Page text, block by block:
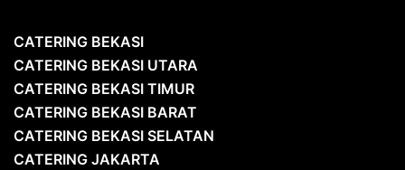
CATERING BEKASI
CATERING BEKASI UTARA
CATERING BEKASI TIMUR
CATERING BEKASI BARAT
CATERING BEKASI SELATAN
CATERING JAKARTA